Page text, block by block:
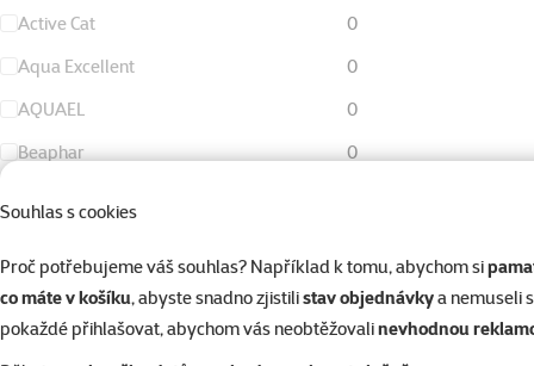
Souhlas s cookies
Proč potřebujeme váš souhlas? Například k tomu, abychom si
co máte v košíku, abyste snadno zjistilistav objednávkya nemuseli
pokaždé přihlašovat, abychom vás neobtěžovalinevhodnou
Active Cat
0
Aqua Excellent
0
AQUAEL
0
Beaphar
0
Eheim
FURminator
0